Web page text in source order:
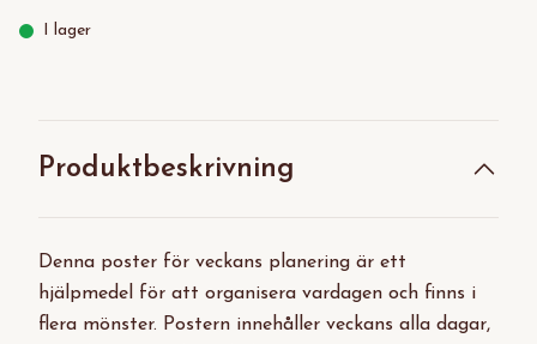
I lager
Produktbeskrivning
Denna poster för veckans planering är ett
hjälpmedel för att organisera vardagen och finns i
flera mönster. Postern innehåller veckans alla dagar,